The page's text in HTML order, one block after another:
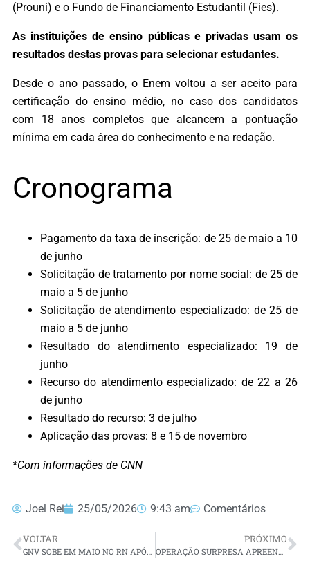
(Prouni) e o Fundo de Financiamento Estudantil (Fies).
As instituições de ensino públicas e privadas usam os
resultados destas provas para selecionar estudantes.
Desde o ano passado, o Enem voltou a ser aceito para
certificação do ensino médio, no caso dos candidatos
com 18 anos completos que alcancem a pontuação
mínima em cada área do conhecimento e na redação.
Cronograma
Pagamento da taxa de inscrição: de 25 de maio a 10
de junho
Solicitação de tratamento por nome social: de 25 de
maio a 5 de junho
Solicitação de atendimento especializado: de 25 de
maio a 5 de junho
Resultado do atendimento especializado: 19 de
junho
Recurso do atendimento especializado: de 22 a 26
de junho
Resultado do recurso: 3 de julho
Aplicação das provas: 8 e 15 de novembro
*Com informações de CNN
Joel Rei 25/05/2026 9:43 am Comentários
VOLTAR PRÓXIMO
OPERAÇÃO SURPRESA APREENDE UM CELULAR A CADA CINCO CELAS REVISTADAS EM TODO O PAÍS